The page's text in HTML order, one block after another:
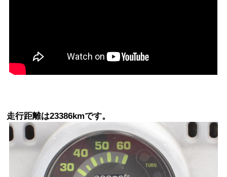
走行距離は23386kmです。